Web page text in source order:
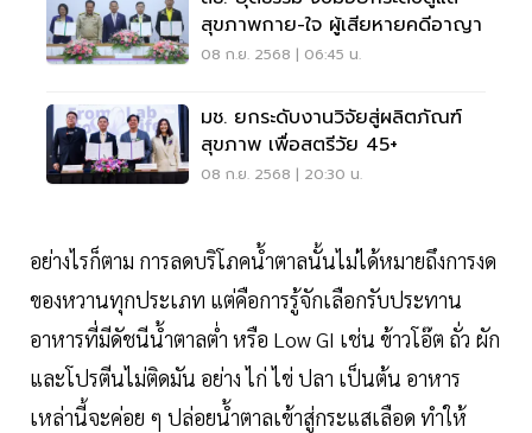
สุขภาพกาย-ใจ ผู้เสียหายคดีอาญา
08 ก.ย. 2568 | 06:45 น.
มช. ยกระดับงานวิจัยสู่ผลิตภัณฑ์
สุขภาพ เพื่อสตรีวัย 45+
08 ก.ย. 2568 | 20:30 น.
อย่างไรก็ตาม การลดบริโภคน้ำตาลนั้นไม่ได้หมายถึงการงด
ของหวานทุกประเภท แต่คือการรู้จักเลือกรับประทาน
อาหารที่มีดัชนีน้ำตาลต่ำ หรือ Low GI เช่น ข้าวโอ๊ต ถั่ว ผัก
และโปรตีนไม่ติดมัน อย่าง ไก่ ไข่ ปลา เป็นต้น อาหาร
เหล่านี้จะค่อย ๆ ปล่อยน้ำตาลเข้าสู่กระแสเลือด ทำให้